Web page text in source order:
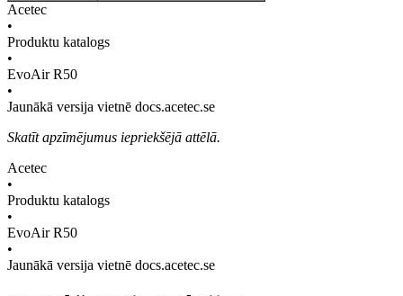
Acetec
•
Produktu katalogs
•
EvoAir R50
•
Jaunākā versija vietnē docs.acetec.se
Skatīt apzīmējumus iepriekšējā attēlā.
Acetec
•
Produktu katalogs
•
EvoAir R50
•
Jaunākā versija vietnē docs.acetec.se